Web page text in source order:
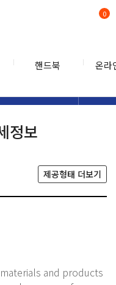
핸드북 온라
0
정보
제공형태 더보기
and products